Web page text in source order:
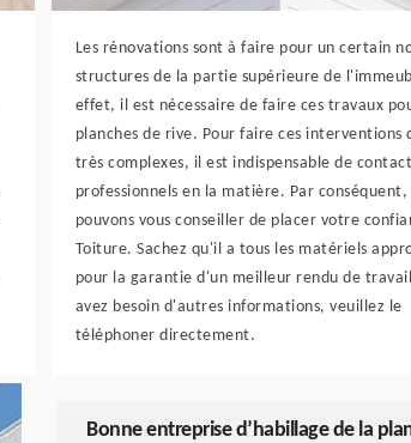
Les rénovations sont à faire pour un certain
structures de la partie supérieure de
effet, il est nécessaire de faire ces travaux
planches de rive. Pour faire ces interventions
très complexes, il est indispensable de
professionnels en la matière. Par conséquent,
pouvons vous conseiller de placer votre
Toiture. Sachez qu'il a tous les matériels
pour la garantie d'un meilleur rendu de
avez besoin d'autres informations, veuillez le
téléphoner directement.
Bonne entreprise d’habillage de la